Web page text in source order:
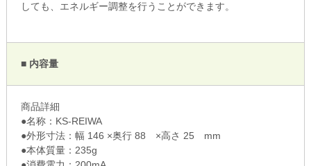
しても、エネルギー調整を行うことができます。
■ 内容量
商品詳細
●名称：KS-REIWA
●外形寸法：幅 146 ×奥行 88 ×高さ 25 mm
●本体質量：235g